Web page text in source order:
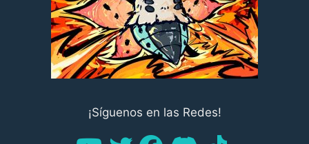
¡Síguenos en las Redes!